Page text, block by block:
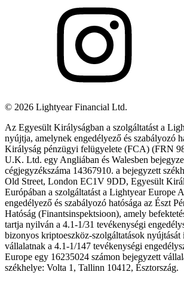
© 2026 Lightyear Financial Ltd.
Az Egyesült Királyságban a szolgáltatást a
nyújtja, amelynek engedélyező és szabályozó
Királyság pénzügyi felügyelete (FCA) (FRN
U.K. Ltd. egy Angliában és Walesben
cégjegyzékszáma 14367910. a bejegyzett
Old Street, London EC1V 9DD, Egyesült
Európában a szolgáltatást a Lightyear Europe
engedélyező és szabályozó hatósága az Észt
Hatóság (Finantsinspektsioon), amely
tartja nyilván a 4.1-1/31 tevékenységi
bizonyos kriptoeszköz-szolgáltatások nyújtását
vállalatnak a 4.1-1/147 tevékenységi
Europe egy 16235024 számon bejegyzett
székhelye: Volta 1, Tallinn 10412, Észtország.